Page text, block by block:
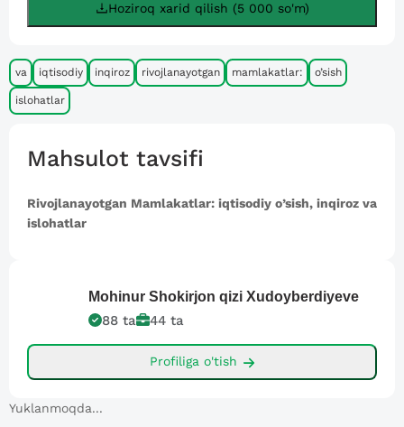
Hoziroq xarid qilish (5 000 so'm)
va iqtisodiy inqiroz rivojlanayotgan mamlakatlar: o’sish
islohatlar
Mahsulot tavsifi
Rivojlanayotgan Mamlakatlar: iqtisodiy o’sish, inqiroz va
islohatlar
Mohinur Shokirjon qizi Xudoyberdiyeve
88 ta 44 ta
Profiliga o'tish
Yuklanmoqda...